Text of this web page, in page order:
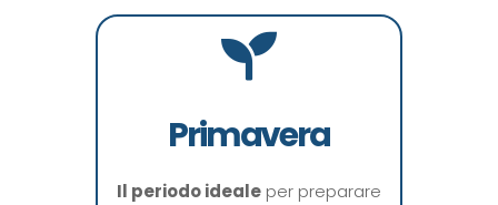
Primavera
Il periodo ideale per preparare